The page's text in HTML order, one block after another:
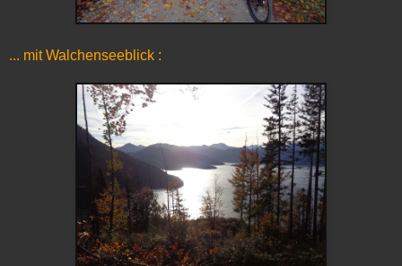
... mit Walchenseeblick :